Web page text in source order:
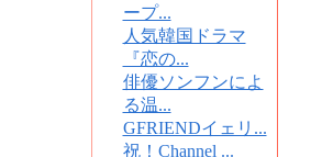
ープ...
人気韓国ドラマ
『恋の...
俳優ソンフンによ
る温...
GFRIENDイェリ...
祝！Channel ...